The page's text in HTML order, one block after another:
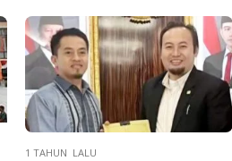
1 TAHUN LALU